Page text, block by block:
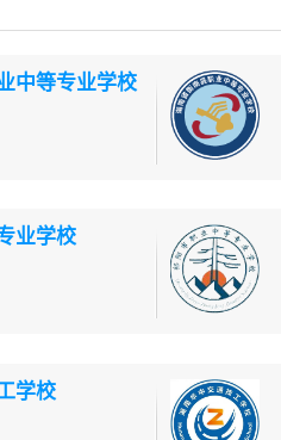
中等专业学校
业学校
学校